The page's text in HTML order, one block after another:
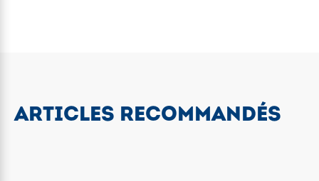
ARTICLES RECOMMANDÉS